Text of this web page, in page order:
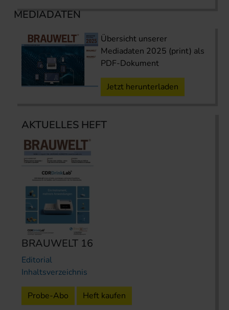
MEDIADATEN
Übersicht unserer
Mediadaten 2025 (print) als
PDF-Dokument
Jetzt herunterladen
AKTUELLES HEFT
BRAUWELT 16
Editorial
Inhaltsverzeichnis
Probe-Abo Heft kaufen